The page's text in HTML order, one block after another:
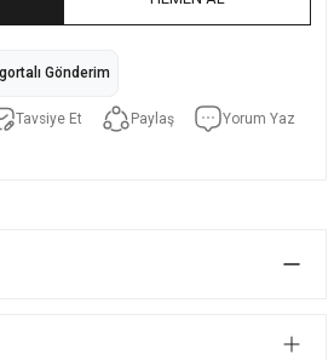
Gönderim
Tavsiye Et Paylaş Yorum Yaz